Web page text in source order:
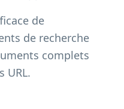
de
de recherche
complets
URL.